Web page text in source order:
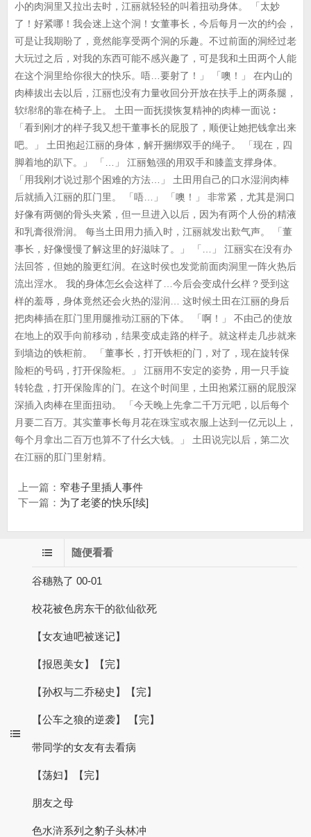
小的肉洞里又拉出去时，江丽就轻轻的叫着扭动身体。 「太妙
了！好紧哪！我会迷上这个洞！女董事长，今后每月一次的约会，
可是让我期盼了，竟然能享受两个洞的乐趣。不过前面的洞经过老
大玩过之后，对我的东西可能不感兴趣了，可是我和土田两个人能
在这个洞里给你很大的快乐。唔…要射了！」 「噢！」 在内山的
肉棒拔出去以后，江丽也没有力量收回分开放在扶手上的两条腿，
软绵绵的靠在椅子上。 土田一面抚摸恢复精神的肉棒一面说︰
「看到刚才的样子我又想干董事长的屁股了，顺便让她把钱拿出来
吧。」 土田抱起江丽的身体，解开捆绑双手的绳子。 「现在，四
脚着地的趴下。」 「…」 江丽勉强的用双手和膝盖支撑身体。
「用我刚才说过那个困难的方法…」 土田用自己的口水湿润肉棒
后就插入江丽的肛门里。 「唔…」 「噢！」 非常紧，尤其是洞口
好像有两侧的骨头夹紧，但一旦进入以后，因为有两个人份的精液
和乳膏很滑润。 每当土田用力插入时，江丽就发出歎气声。 「董
事长，好像慢慢了解这里的好滋味了。」 「…」 江丽实在没有办
法回答，但她的脸更红润。在这时侯也发觉前面肉洞里一阵火热后
流出淫水。 我的身体怎幺会这样了…今后会变成什幺样？受到这
样的羞辱，身体竟然还会火热的湿润… 这时候土田在江丽的身后
把肉棒插在肛门里用腿推动江丽的下体。 「啊！」 不由己的使放
在地上的双手向前移动，结果变成走路的样子。就这样走几步就来
到墙边的铁柜前。 「董事长，打开铁柜的门，对了，现在旋转保
险柜的号码，打开保险柜。」 江丽用不安定的姿势，用一只手旋
转轮盘，打开保险库的门。在这个时间里，土田抱紧江丽的屁股深
深插入肉棒在里面扭动。 「今天晚上先拿二千万元吧，以后每个
月要二百万。其实董事长每月花在珠宝或衣服上达到一亿元以上，
每个月拿出二百万也算不了什幺大钱。」 土田说完以后，第二次
在江丽的肛门里射精。
上一篇： 窄巷子里插人事件
下一篇： 为了老婆的快乐[续]
随便看看
谷穗熟了 00-01
校花被色房东干的欲仙欲死
【女友迪吧被迷记】
【报恩美女】【完】
【孙权与二乔秘史】【完】
【公车之狼的逆袭】 【完】
带同学的女友有去看病
【荡妇】【完】
朋友之母
色水浒系列之豹子头林冲